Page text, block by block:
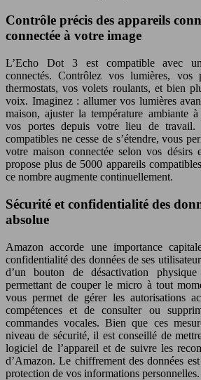
Contrôle précis des appareils
connectée à votre image
L’Echo Dot 3 est compatible avec
connectés. Contrôlez vos lumières, vos
thermostats, vos volets roulants, et bien
voix. Imaginez : allumer vos lumières
maison, ajuster la température ambiante
vos portes depuis votre lieu de travail.
compatibles ne cesse de s’étendre, vous
votre maison connectée selon vos désirs
propose plus de 5000 appareils
ce nombre augmente continuellement.
Sécurité et confidentialité des
absolue
Amazon accorde une importance
confidentialité des données de ses
d’un bouton de désactivation
permettant de couper le micro à tout
vous permet de gérer les autorisations
compétences et de consulter ou
commandes vocales. Bien que ces
niveau de sécurité, il est conseillé de
logiciel de l’appareil et de suivre les
d’Amazon. Le chiffrement des données
protection de vos informations personnelles.